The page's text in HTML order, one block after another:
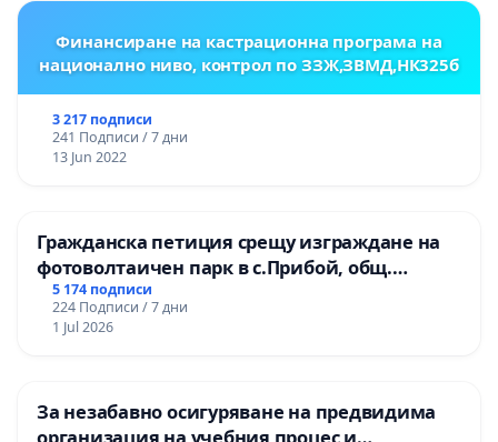
Финансиране на кастрационна програма на
национално ниво, контрол по ЗЗЖ,ЗВМД,НК325б
3 217 подписи
241 Подписи / 7 дни
13 Jun 2022
Гражданска петиция срещу изграждане на
фотоволтаичен парк в с.Прибой, общ.
Радомир
5 174 подписи
224 Подписи / 7 дни
1 Jul 2026
За незабавно осигуряване на предвидима